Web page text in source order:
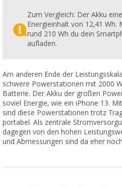
Zum Vergleich: Der Akku
Energieinhalt von 12,41
rund 210 Wh du dein
aufladen.
Am anderen Ende der
schwere Powerstationen mit 2000
Batterie. Der Akku der großen
soviel Energie, wie ein iPhone 13.
sind diese Powerstationen trotz
portabel. Als zentrale
dagegen von den hohen
und Abmessungen sind da eher